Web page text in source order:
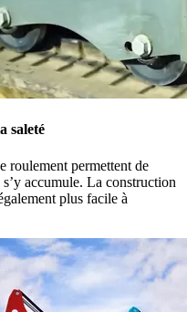
saleté
roulement permettent de
accumule. La construction
plus facile à